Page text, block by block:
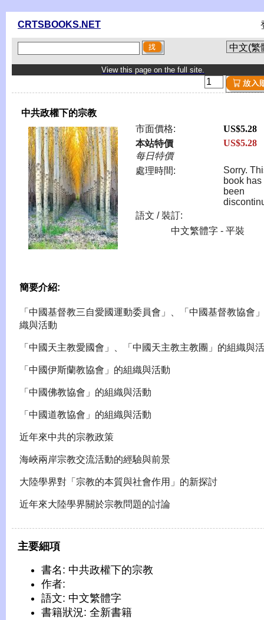
CRTSBOOKS.NET
View this page on the full site.
中共政權下的宗教
市面價格:
US$5.28
本站特價
每日特價
US$5.28
處理時間:
Sorry.
book has
been
語文 / 裝訂:
中文繁體字 - 平裝
簡要介紹:
「中國基督教三自愛國運動委員會」、「中國基督教協會
織與活動
「中國天主教愛國會」、「中國天主教主教團」的組織與
「中國伊斯蘭教協會」的組織與活動
「中國佛教協會」的組織與活動
「中國道教協會」的組織與活動
近年來中共的宗教政策
海峽兩岸宗教交流活動的經驗與前景
大陸學界對「宗教的本質與社會作用」的新探討
近年來大陸學界關於宗教問題的討論
主要細項
書名: 中共政權下的宗教
作者:
語文: 中文繁體字
書籍狀況: 全新書籍